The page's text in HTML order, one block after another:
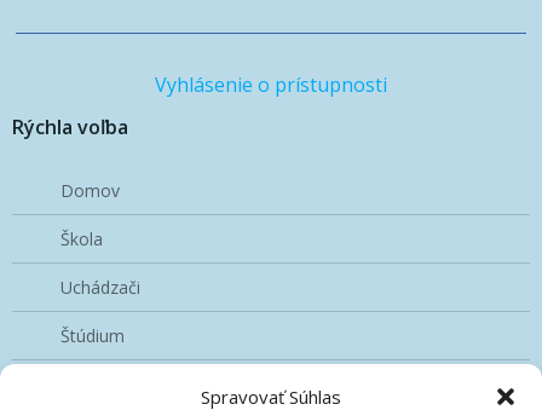
Spravovať Súhlas
Rýchla voľba
Domov
Škola
Uchádzači
Štúdium
Vyhlásenie o prístupnosti